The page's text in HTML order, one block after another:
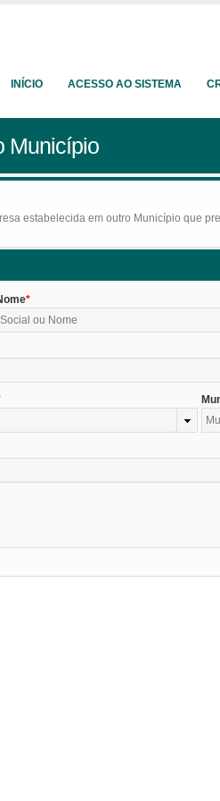
INÍCIO ACESSO AO SISTEMA
Município
estabelecida em outro Município que